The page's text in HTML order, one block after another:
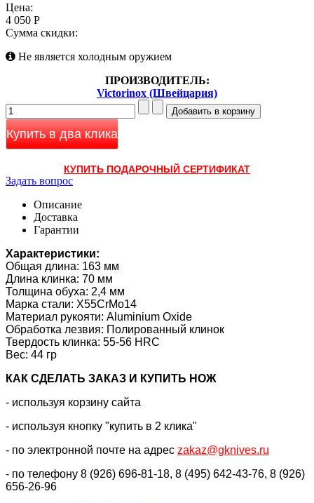
Цена:
4 050 Р
Сумма скидки:
Не является холодным оружием
ПРОИЗВОДИТЕЛЬ:
Victorinox (Швейцария)
Купить в два клика
КУПИТЬ ПОДАРОЧНЫЙ СЕРТИФИКАТ
Задать вопрос
Описание
Доставка
Гарантии
Характеристики:
Общая длина: 163 мм
Длина клинка: 70 мм
Толщина обуха: 2,4 мм
Марка стали: X55CrMo14
Материал рукояти: Aluminium Oxide
Обработка лезвия: Полированный клинок
Твердость клинка: 55-56 HRC
Вес: 44 гр
КАК CДЕЛАТЬ ЗАКАЗ И КУПИТЬ НОЖ
- используя корзину сайта
- используя кнопку "купить в 2 клика"
- по электронной почте на адрес zakaz@gknives.ru
- по телефону 8 (926) 696-81-18, 8 (495) 642-43-76, 8 (926)
656-26-96